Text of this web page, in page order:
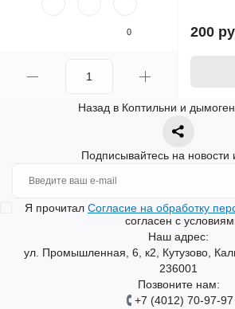
0 200
Назад в Коптильни и
Подписывайтесь на новости
Я прочитал Согласие на обработку
согласен с
Наш адрес:
ул. Промышленная, 6, к2, Кутузово,
236001
Позвоните нам:
+7 (4012) 70-97-97